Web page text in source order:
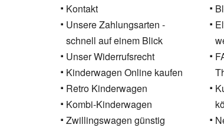
Kontakt
Unsere Zahlungsarten -
schnell auf einem Blick
Unser Widerrufsrecht
Kinderwagen Online kaufen
Retro Kinderwagen
Kombi-Kinderwagen
Zwillingswagen günstig